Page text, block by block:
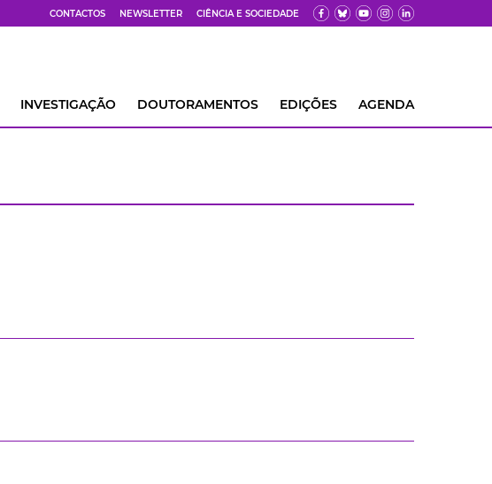
CONTACTOS NEWSLETTER CIÊNCIA E SOCIEDADE
INVESTIGAÇÃO DOUTORAMENTOS EDIÇÕES AGENDA